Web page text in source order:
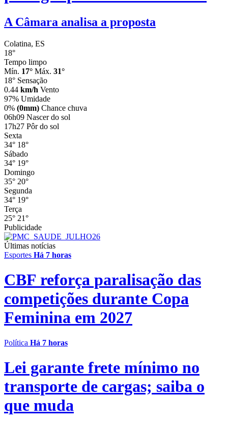
A Câmara analisa a proposta
Colatina, ES
18°
Tempo limpo
Mín. 17° Máx. 31°
18° Sensação
0.44 km/h Vento
97% Umidade
0% (0mm) Chance chuva
06h09 Nascer do sol
17h27 Pôr do sol
Sexta
34° 18°
Sábado
34° 19°
Domingo
35° 20°
Segunda
34° 19°
Terça
25° 21°
Publicidade
Últimas notícias
Esportes Há 7 horas
CBF reforça paralisação das
competições durante Copa
Feminina em 2027
Política Há 7 horas
Lei garante frete mínimo no
transporte de cargas; saiba o
que muda